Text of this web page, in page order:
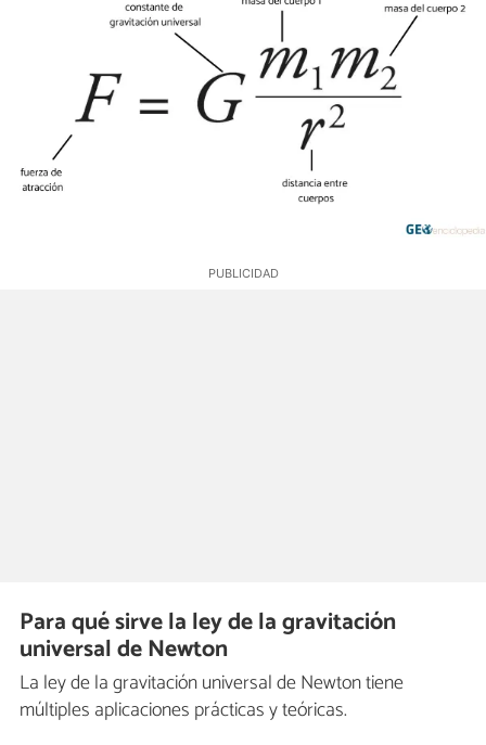
Para qué sirve la ley de la gravitación
universal de Newton
La ley de la gravitación universal de Newton tiene
múltiples aplicaciones prácticas y teóricas.